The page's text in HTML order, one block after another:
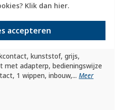
Klik dan hier.
accepteren
kunststof, grijs,
met adapterp, bedieningswijze
1 wippen, inbouw,...Meer